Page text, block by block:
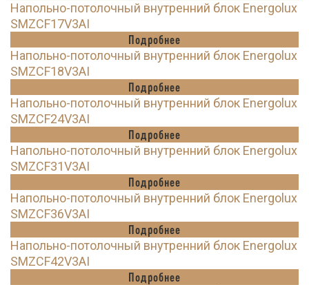
Напольно-потолочный внутренний блок Energolux
SMZCF17V3AI
Подробнее
Напольно-потолочный внутренний блок Energolux
SMZCF18V3AI
Подробнее
Напольно-потолочный внутренний блок Energolux
SMZCF24V3AI
Подробнее
Напольно-потолочный внутренний блок Energolux
SMZCF31V3AI
Подробнее
Напольно-потолочный внутренний блок Energolux
SMZCF36V3AI
Подробнее
Напольно-потолочный внутренний блок Energolux
SMZCF42V3AI
Подробнее